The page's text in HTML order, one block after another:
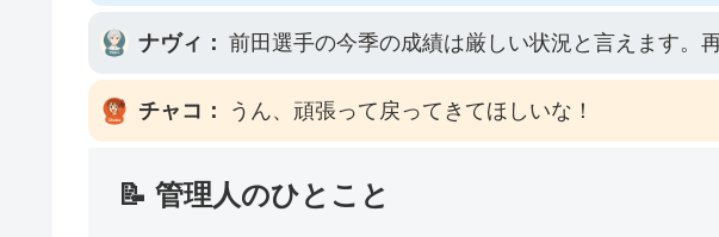
ナヴィ： 前田選手の今季の成績は厳しい状況と言えます。
チャコ： うん、頑張って戻ってきてほしいな！
📝 管理人のひとこと